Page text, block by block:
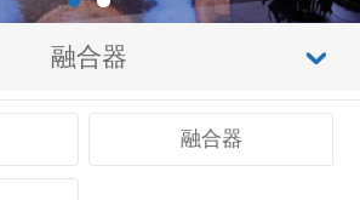
融合器
融合器